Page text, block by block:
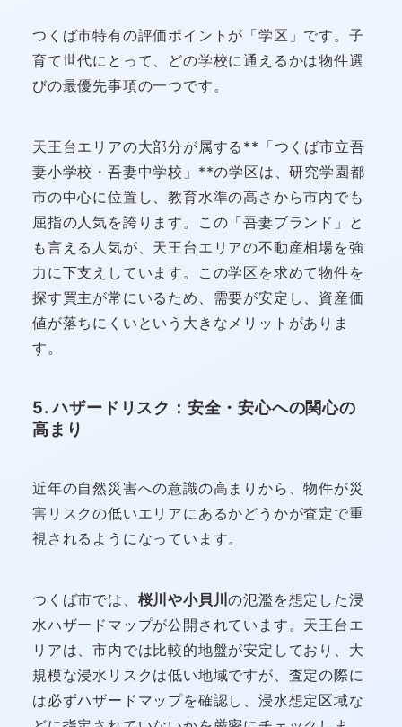
つくば市特有の評価ポイントが「学区」です。子
育て世代にとって、どの学校に通えるかは物件選
びの最優先事項の一つです。
天王台エリアの大部分が属する**「つくば市立吾
妻小学校・吾妻中学校」**の学区は、研究学園都
市の中心に位置し、教育水準の高さから市内でも
屈指の人気を誇ります。この「吾妻ブランド」と
も言える人気が、天王台エリアの不動産相場を強
力に下支えしています。この学区を求めて物件を
探す買主が常にいるため、需要が安定し、資産価
値が落ちにくいという大きなメリットがありま
す。
5. ハザードリスク：安全・安心への関心の
高まり
近年の自然災害への意識の高まりから、物件が災
害リスクの低いエリアにあるかどうかが査定で重
視されるようになっています。
つくば市では、 桜川や小貝川の氾濫を想定した浸
水ハザードマップが公開されています。天王台エ
リアは、市内では比較的地盤が安定しており、大
規模な浸水リスクは低い地域ですが、査定の際に
は必ずハザードマップを確認し、浸水想定区域な